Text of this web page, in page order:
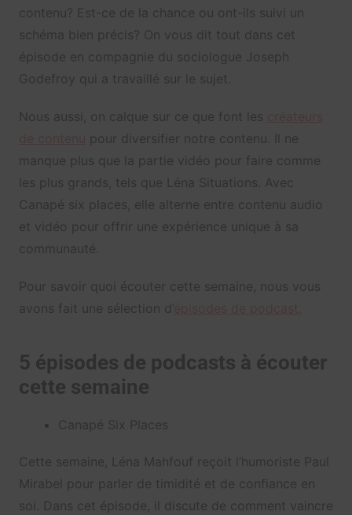
contenu? Est-ce de la chance ou ont-ils suivi un
schéma bien précis? On vous dit tout dans cet
épisode en compagnie du sociologue Joseph
Godefroy qui a travaillé sur le sujet.
Nous aussi, on calque sur ce que font les
pour diversifier notre contenu. Il ne
manque plus que la partie vidéo pour faire comme
les plus grands, tels que Léna Situations. Avec
Canapé six places, elle alterne entre contenu audio
et vidéo pour offrir une expérience unique à sa
communauté.
Pour savoir quoi écouter cette semaine, nous vous
avons fait une sélection d’épisodes de podcast.
5 épisodes de podcasts à écouter
cette semaine
Canapé Six Places
Cette semaine, Léna Mahfouf reçoit l’humoriste Paul
Mirabel pour parler de timidité et de confiance en
soi. Dans cet épisode, il discute de comment vaincre